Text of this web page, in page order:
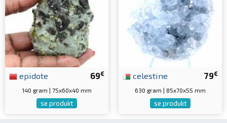
69€
epidote
140 gram | 75x60x40 mm
se produkt
79€
celestine
630 gram | 85x70x55 mm
se produkt